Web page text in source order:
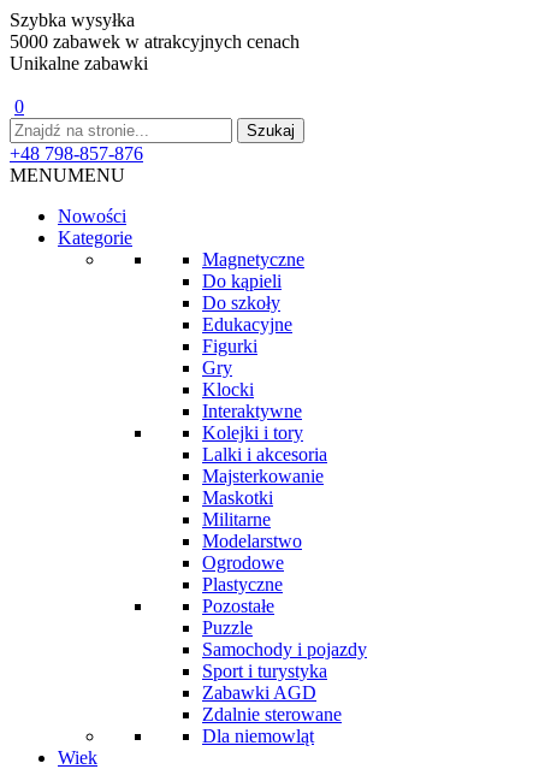
Szybka wysyłka
5000 zabawek w atrakcyjnych cenach
Unikalne zabawki
0
+48 798-857-876
MENUMENU
Nowości
Kategorie
Magnetyczne
Do kąpieli
Do szkoły
Edukacyjne
Figurki
Gry
Klocki
Interaktywne
Kolejki i tory
Lalki i akcesoria
Majsterkowanie
Maskotki
Militarne
Modelarstwo
Ogrodowe
Plastyczne
Pozostałe
Puzzle
Samochody i pojazdy
Sport i turystyka
Zabawki AGD
Zdalnie sterowane
Dla niemowląt
Wiek